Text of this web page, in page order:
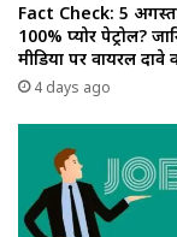
Fact Check: 5
100% प्योर पेट्रोल?
मीडिया पर वायरल दावे
4 days ago